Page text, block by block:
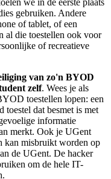
we in de eerste plaats
gebruiken. Andere
of tablet, of een
al die toestellen ook voor
of recreatieve
van zo'n BYOD
zelf. Wees je als
toestellen lopen: een
toestel dat besmet is met
informatie
merkt. Ook je UGent
kan misbruikt worden op
de UGent. De hacker
om de hele IT-